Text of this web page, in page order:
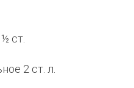
ст.
2 ст. л.